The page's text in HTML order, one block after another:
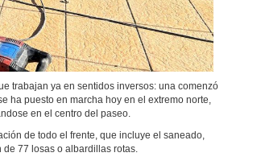
ya en sentidos inversos: una comenzó
ha puesto en marcha hoy en el extremo norte,
en el centro del paseo.
de todo el frente, que incluye el saneado,
77 losas o albardillas rotas.